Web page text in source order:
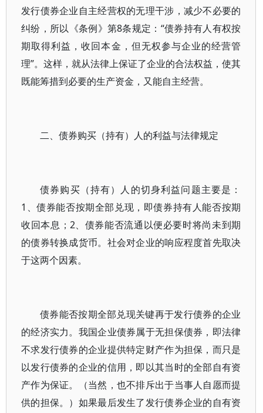
发行债券企业自主经营权的无理干涉，减少不必要的
纠纷，所以《条例》第8条规定：“债券持有人有权按
期取得利益，收回本金，但无权参与企业的经营管
理”。这样，就从法律上保证了企业的合法权益，使其
既能筹措到必要的生产资金，又能自主经营。
二、债券购买（持有）人的利益与法律规定
债券购买（持有）人的切身利益问题主要是：
1、债券能否按期全部兑现，即债券持有人能否按期
收回本息；2、债券能否流通以便必要时将尚未到期
的债券转换成货币。社会对企业的响应程度首先取决
于这两个因素。
债券能否按期全部兑现关键再于发行债券的企业
的经济实力。我国企业债券属于无担保债券，即法律
不求发行债券的企业提供特定财产作为担保，而只是
以发行债券的企业的信用，即以其当时的全部自有资
产作为保证。（当然，也不排斥出于当事人自愿而提
供的担保。）如果最后发生了发行债券企业的自有资